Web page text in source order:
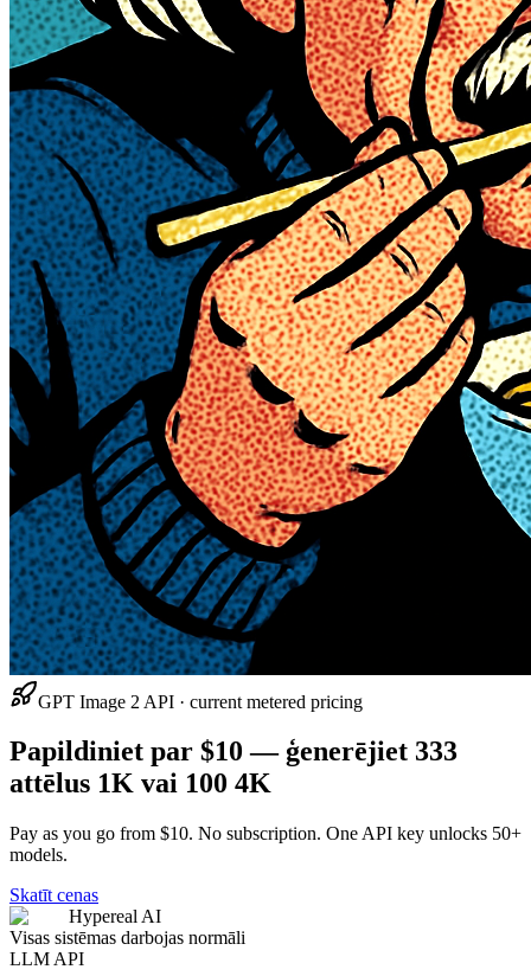
GPT Image 2 API · current metered pricing
Papildiniet par $10 — ģenerējiet 333
attēlus 1K vai 100 4K
Pay as you go from $10. No subscription. One API key unlocks 50+
models.
Skatīt cenas
Hypereal AI
Visas sistēmas darbojas normāli
LLM API